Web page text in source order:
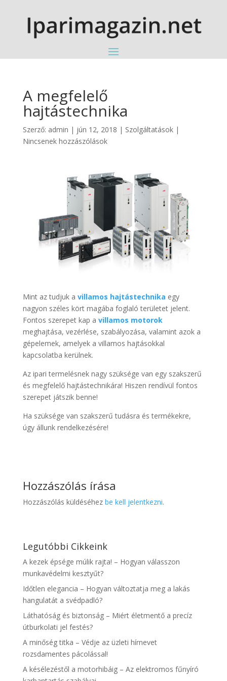
A megfelelő
hajtástechnika
Szerző: admin | jún 12, 2018 | Szolgáltatások|
Nincsenek hozzászólások
Mint az tudjuk a villamos hajtástechnika egy
nagyon széles kört magába foglaló területet jelent.
Fontos szerepet kap a villamos motorok
meghajtása, vezérlése, szabályozása, valamint azok a
gépelemek, amelyek a villamos hajtásokkal
kapcsolatba kerülnek.
Az ipari termelésnek nagy szüksége van egy szakszerű
és megfelelő hajtástechnikára! Hiszen rendívül fontos
szerepet játszik benne!
Ha szüksége van szakszerű tudásra és termékekre,
úgy állunk rendelkezésére!
Hozzászólás írása
Hozzászólás küldéséhez be kell jelentkezni.
Legutóbbi Cikkeink
A kezek épsége múlik rajta! – Hogyan válasszon
munkavédelmi kesztyűt?
Időtlen elegancia – Hogyan változtatja meg a lakás
hangulatát a svédpadló?
Láthatóság és biztonság – Miért életmentő a precíz
útburkolati jel festés?
A minőség titka – Védje az üzleti hírnevet
rozsdamentes pácolással!
A késélezéstől a motorhibáig – Az elektromos fűnyíró